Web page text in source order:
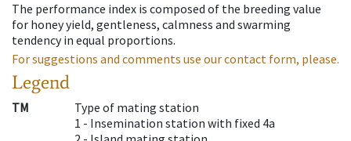
The performance index is composed of the breeding value
for honey yield, gentleness, calmness and swarming
tendency in equal proportions.
For suggestions and comments use our contact form, please.
Legend
TM
Type of mating station
1 - Insemination station with fixed 4a